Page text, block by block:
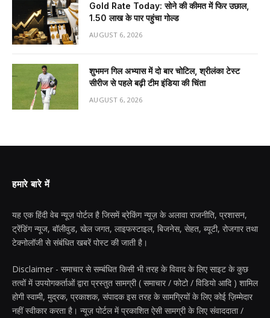
Gold Rate Today: सोने की कीमत में फिर उछाल,
₹1.50 लाख के पार पहुंचा गोल्ड
AUGUST 6, 2026
शुभमन गिल अभ्यास में दो बार चोटिल, श्रीलंका टेस्ट
सीरीज से पहले बढ़ी टीम इंडिया की चिंता
AUGUST 6, 2026
हमारे बारे में
यह एक हिंदी वेब न्यूज़ पोर्टल है जिसमें ब्रेकिंग न्यूज़ के अलावा राजनीति, प्रशासन,
ट्रेंडिंग न्यूज, बॉलीवुड, खेल जगत, लाइफस्टाइल, बिजनेस, सेहत, ब्यूटी, रोजगार तथा
टेक्नोलॉजी से संबंधित खबरें पोस्ट की जाती है।
Disclaimer - समाचार से सम्बंधित किसी भी तरह के विवाद के लिए साइट के कुछ
तत्वों में उपयोगकर्ताओं द्वारा प्रस्तुत सामग्री ( समाचार / फोटो / विडियो आदि ) शामिल
होगी स्वामी, मुद्रक, प्रकाशक, संपादक इस तरह के सामग्रियों के लिए कोई ज़िम्मेदार
नहीं स्वीकार करता है। न्यूज़ पोर्टल में प्रकाशित ऐसी सामग्री के लिए संवाददाता /